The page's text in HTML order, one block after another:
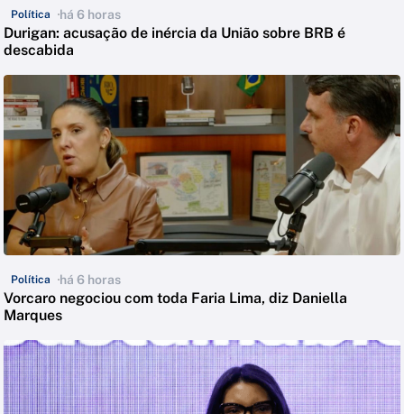
Política há 6 horas
Durigan: acusação de inércia da União sobre BRB é
descabida
Política há 6 horas
Vorcaro negociou com toda Faria Lima, diz Daniella
Marques